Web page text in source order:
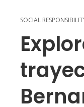
SOCIAL